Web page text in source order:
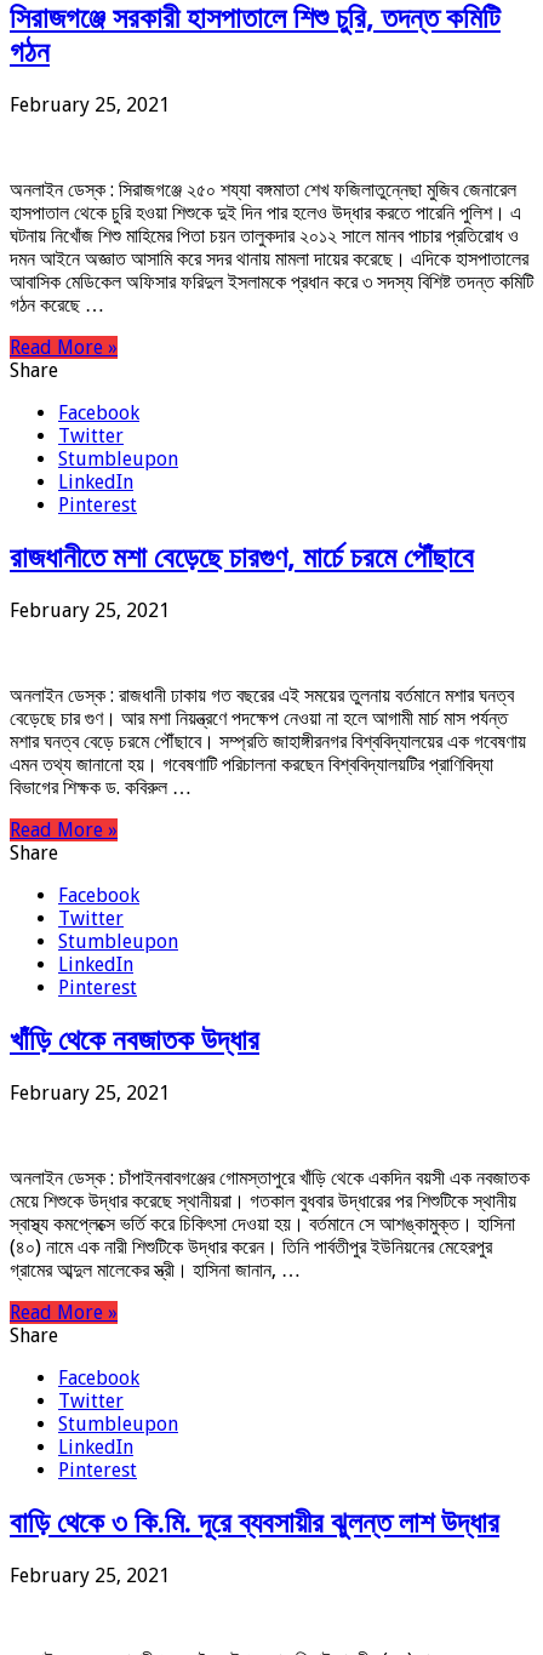
সিরাজগঞ্জে সরকারী হাসপাতালে শিশু চুরি, তদন্ত কমিটি
গঠন
February 25, 2021
অনলাইন ডেস্ক : সিরাজগঞ্জে ২৫০ শয্যা বঙ্গমাতা শেখ ফজিলাতুন্নেছা মুজিব জেনারেল
হাসপাতাল থেকে চুরি হওয়া শিশুকে দুই দিন পার হলেও উদ্ধার করতে পারেনি পুলিশ। এ
ঘটনায় নিখোঁজ শিশু মাহিমের পিতা চয়ন তালুকদার ২০১২ সালে মানব পাচার প্রতিরোধ ও
দমন আইনে অজ্ঞাত আসামি করে সদর থানায় মামলা দায়ের করেছে। এদিকে হাসপাতালের
আবাসিক মেডিকেল অফিসার ফরিদুল ইসলামকে প্রধান করে ৩ সদস্য বিশিষ্ট তদন্ত কমিটি
গঠন করেছে …
Read More »
Share
Facebook
Twitter
Stumbleupon
LinkedIn
Pinterest
রাজধানীতে মশা বেড়েছে চারগুণ, মার্চে চরমে পৌঁছাবে
February 25, 2021
অনলাইন ডেস্ক : রাজধানী ঢাকায় গত বছরের এই সময়ের তুলনায় বর্তমানে মশার ঘনত্ব
বেড়েছে চার গুণ। আর মশা নিয়ন্ত্রণে পদক্ষেপ নেওয়া না হলে আগামী মার্চ মাস পর্যন্ত
মশার ঘনত্ব বেড়ে চরমে পৌঁছাবে। সম্প্রতি জাহাঙ্গীরনগর বিশ্ববিদ্যালয়ের এক গবেষণায়
এমন তথ্য জানানো হয়। গবেষণাটি পরিচালনা করছেন বিশ্ববিদ্যালয়টির প্রাণিবিদ্যা
বিভাগের শিক্ষক ড. কবিরুল …
Read More »
Share
Facebook
Twitter
Stumbleupon
LinkedIn
Pinterest
খাঁড়ি থেকে নবজাতক উদ্ধার
February 25, 2021
অনলাইন ডেস্ক : চাঁপাইনবাবগঞ্জের গোমস্তাপুরে খাঁড়ি থেকে একদিন বয়সী এক নবজাতক
মেয়ে শিশুকে উদ্ধার করেছে স্থানীয়রা। গতকাল বুধবার উদ্ধারের পর শিশুটিকে স্থানীয়
স্বাস্থ্য কমপ্লেক্সে ভর্তি করে চিকিৎসা দেওয়া হয়। বর্তমানে সে আশঙ্কামুক্ত। হাসিনা
(৪০) নামে এক নারী শিশুটিকে উদ্ধার করেন। তিনি পার্বতীপুর ইউনিয়নের মেহেরপুর
গ্রামের আব্দুল মালেকের স্ত্রী। হাসিনা জানান, …
Read More »
Share
Facebook
Twitter
Stumbleupon
LinkedIn
Pinterest
বাড়ি থেকে ৩ কি.মি. দূরে ব্যবসায়ীর ঝুলন্ত লাশ উদ্ধার
February 25, 2021